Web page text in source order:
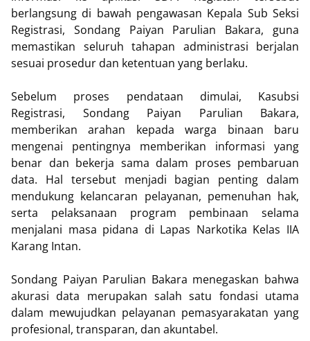
berlangsung di bawah pengawasan Kepala Sub Seksi
Registrasi, Sondang Paiyan Parulian Bakara, guna
memastikan seluruh tahapan administrasi berjalan
sesuai prosedur dan ketentuan yang berlaku.
Sebelum proses pendataan dimulai, Kasubsi
Registrasi, Sondang Paiyan Parulian Bakara,
memberikan arahan kepada warga binaan baru
mengenai pentingnya memberikan informasi yang
benar dan bekerja sama dalam proses pembaruan
data. Hal tersebut menjadi bagian penting dalam
mendukung kelancaran pelayanan, pemenuhan hak,
serta pelaksanaan program pembinaan selama
menjalani masa pidana di Lapas Narkotika Kelas IIA
Karang Intan.
Sondang Paiyan Parulian Bakara menegaskan bahwa
akurasi data merupakan salah satu fondasi utama
dalam mewujudkan pelayanan pemasyarakatan yang
profesional, transparan, dan akuntabel.